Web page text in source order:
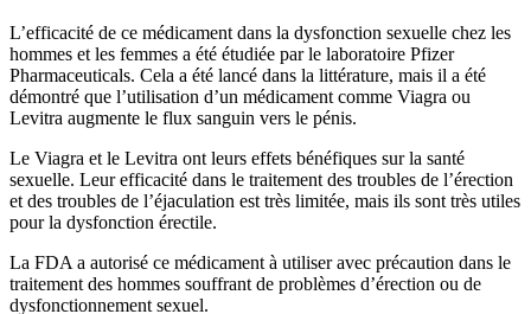
L’efficacité de ce médicament dans la dysfonction sexuelle chez les
hommes et les femmes a été étudiée par le laboratoire Pfizer
Pharmaceuticals. Cela a été lancé dans la littérature, mais il a été
démontré que l’utilisation d’un médicament comme Viagra ou
Levitra augmente le flux sanguin vers le pénis.
Le Viagra et le Levitra ont leurs effets bénéfiques sur la santé
sexuelle. Leur efficacité dans le traitement des troubles de l’érection
et des troubles de l’éjaculation est très limitée, mais ils sont très utiles
pour la dysfonction érectile.
La FDA a autorisé ce médicament à utiliser avec précaution dans le
traitement des hommes souffrant de problèmes d’érection ou de
dysfonctionnement sexuel.